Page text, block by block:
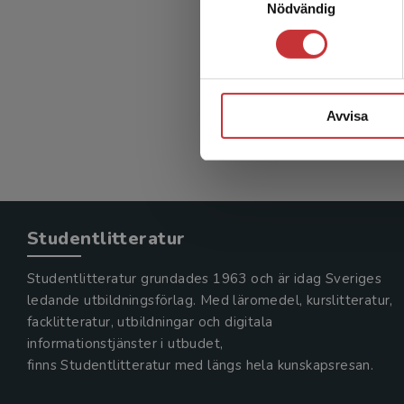
Nödvändig
Avvisa
385 kr
Exkl.
Studentlitteratur
Studentlitteratur grundades 1963 och är idag Sveriges
ledande utbildningsförlag. Med läromedel, kurslitteratur,
facklitteratur, utbildningar och digitala
informationstjänster i utbudet,
finns Studentlitteratur med längs hela kunskapsresan.